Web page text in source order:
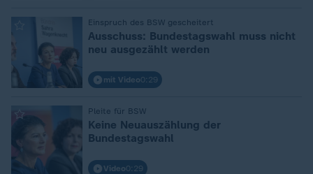
Einspruch des BSW gescheitert
Ausschuss: Bundestagswahl muss nicht
neu ausgezählt werden
mit Video0:29
Pleite für BSW
Keine Neuauszählung der
Bundestagswahl
Video0:29